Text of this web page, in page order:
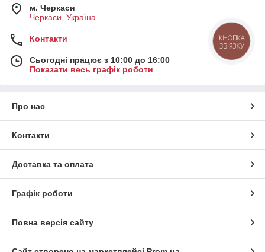
м. Черкаси
Черкаси, Україна
Контакти
Сьогодні працює з 10:00 до 16:00
Показати весь графік роботи
Про нас
Контакти
Доставка та оплата
Графік роботи
Повна версія сайту
КНОПКА
ЗВ'ЯЗКУ